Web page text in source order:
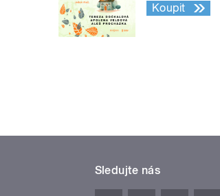
Koupit
Sledujte nás